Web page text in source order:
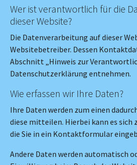
Wer ist verantwortlich für die
dieser Website?
Die Datenverarbeitung auf dieser
Websitebetreiber. Dessen
Abschnitt „Hinweis zur
Datenschutzerklärung entnehmen.
Wie erfassen wir Ihre Daten?
Ihre Daten werden zum einen
diese mitteilen. Hierbei kann es sich
die Sie in ein Kontaktformular
Andere Daten werden automatisch